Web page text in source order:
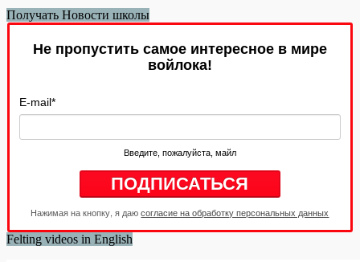
Получать Новости школы
Не пропустить самое интересное в мире
войлока!
E-mail*
Введите, пожалуйста, майл
Нажимая на кнопку, я даюсогласие на обработку персональных данных
Felting videos in English